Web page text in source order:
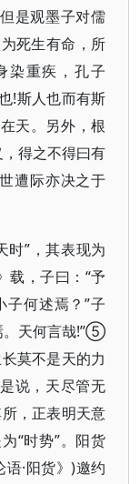
是观墨子对儒
死生有命，所
染重疾，孔子
!斯人也而有斯
天。另外，根
得之不得曰有
遭际亦决之于
时”，其表现为
载，子曰：“予
子何述焉？”子
。天何言哉!”⑤
莫不是天的力
说，天尽管无
，正表明天意
“时势”。阳货
·阳货》)邀约